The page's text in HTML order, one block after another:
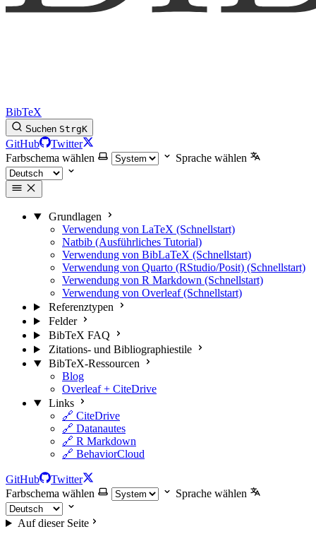
BibTeX
Suchen StrgK
GitHub
Twitter
Farbschema wählen
Sprache wählen
Grundlagen
Verwendung von LaTeX (Schnellstart)
Natbib (Ausführliches Tutorial)
Verwendung von BibLaTeX (Schnellstart)
Verwendung von Quarto (RStudio/Posit) (Schnellstart)
Verwendung von R Markdown (Schnellstart)
Verwendung von Overleaf (Schnellstart)
Referenztypen
Felder
BibTeX FAQ
Zitations- und Bibliographiestile
BibTeX-Ressourcen
Blog
Overleaf + CiteDrive
Links
🔗 CiteDrive
🔗 Datanautes
🔗 R Markdown
🔗 BehaviorCloud
GitHub
Twitter
Farbschema wählen
Sprache wählen
Auf dieser Seite